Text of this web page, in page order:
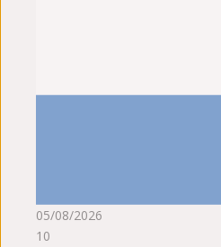
05/08/2026
10